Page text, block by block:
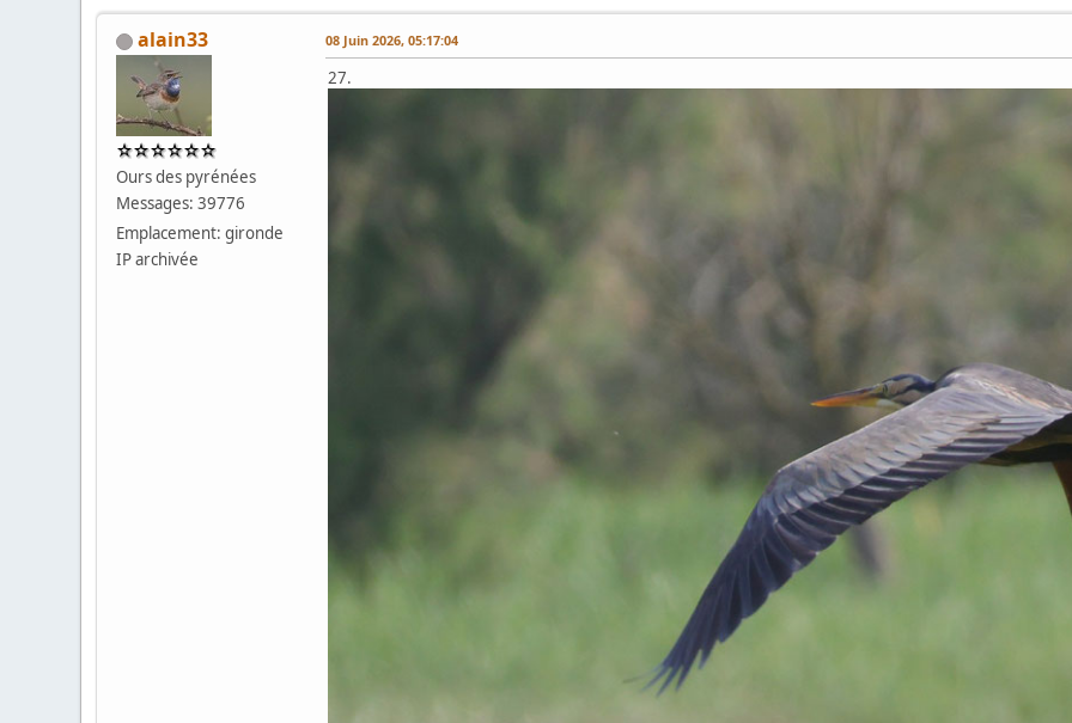
alain33
Ours des pyrénées
Messages: 39776
Emplacement: gironde
IP archivée
08 Juin 2026, 05:17:04
27.